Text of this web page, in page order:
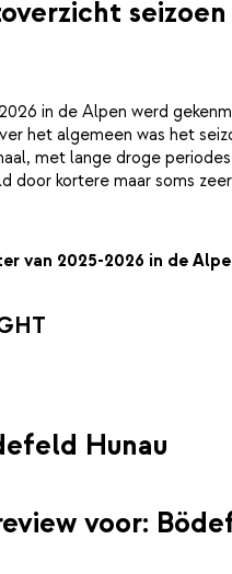
seizoen
in de Alpen werd
het algemeen was het
met lange droge
door kortere maar soms
van 2025-2026 in de
Hunau
voor: